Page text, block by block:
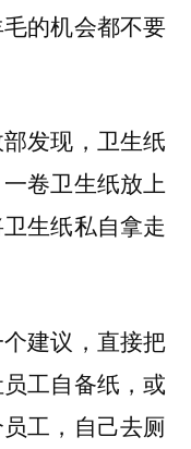
的机会都不要
发现，卫生纸
卷卫生纸放上
生纸私自拿走
建议，直接把
工自备纸，或
工，自己去厕